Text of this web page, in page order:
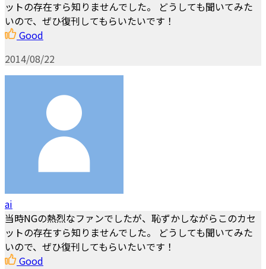
ットの存在すら知りませんでした。 どうしても聞いてみた
いので、ぜひ復刊してもらいたいです！
Good
2014/08/22
ai
当時NGの熱烈なファンでしたが、恥ずかしながらこのカセ
ットの存在すら知りませんでした。 どうしても聞いてみた
いので、ぜひ復刊してもらいたいです！
Good